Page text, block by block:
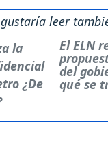
gustaría leer
El ELN
del
qué se